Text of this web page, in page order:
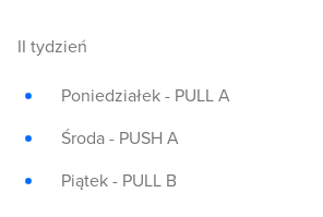
II tydzień
Poniedziałek - PULL A
Środa - PUSH A
Piątek - PULL B